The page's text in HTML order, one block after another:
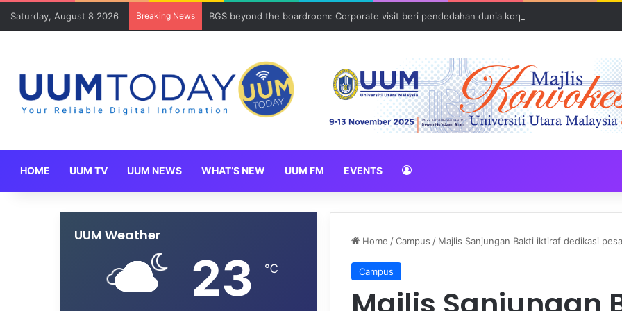
Saturday, August 8 2026 Breaking News BGS beyond the boardroom: Corporate visit beri pendedahan dunia korporat kepada PELAJAR
HOME UUM TV UUM NEWS WHAT’S NEW UUM FM EVENTS
Home /Campus / Majlis Sanjungan Bakti iktiraf dedikasi
Campus
UUM Weather
23 ℃